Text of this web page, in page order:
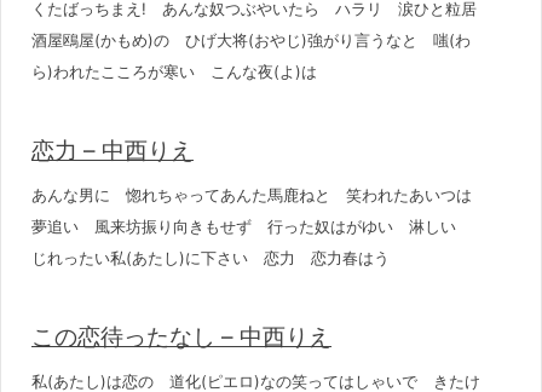
くたばっちまえ! あんな奴つぶやいたら ハラリ 涙ひと粒居
酒屋鴎屋(かもめ)の ひげ大将(おやじ)強がり言うなと 嗤(わ
ら)われたこころが寒い こんな夜(よ)は
恋力 – 中西りえ
あんな男に 惚れちゃってあんた馬鹿ねと 笑われたあいつは
夢追い 風来坊振り向きもせず 行った奴はがゆい 淋しい
じれったい私(あたし)に下さい 恋力 恋力春はう
この恋待ったなし – 中西りえ
私(あたし)は恋の 道化(ピエロ)なの笑ってはしゃいで きたけ